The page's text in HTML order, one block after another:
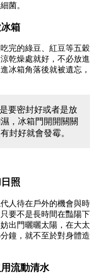
菌。
箱
完的綠豆、紅豆等五穀
乾燥處就好，不必放進
冰箱角落後就被遺忘，
要密封好或者是放
，冰箱門開開關關
封好就會發霉。
照
人待在戶外的機會與時
要不是長時間在豔陽下
出門曬曬太陽，在大太
鐘，就不至於對身體造
流動清水